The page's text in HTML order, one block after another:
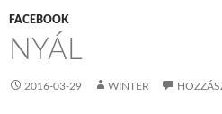
FACEBOOK
NYÁL
2016-03-29 WINTER